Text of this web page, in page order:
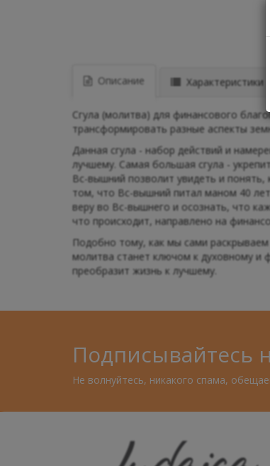
Описание Характеристики
Сгула (молитва) для финансового
трансформировать разные аспекты
Данная сгула - набор действий и
лучшему. Самая большая сгула -
Вс-вышний позволит увидеть и
том, что Вс-вышний питал маном 40
веру во Вс-вышнего и осознать, что
что происходит, направлено на
Подобно тому, как мы сами
молитва станет ключом к духовному и
преобразит жизнь к лучшему.
Подписывайтесь
Не волнуйтесь, никакого спама,